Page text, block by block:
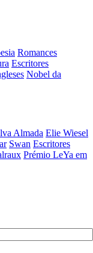
Romances
Escritores
Nobel da
Almada Elie Wiesel
Swan Escritores
Prémio LeYa em